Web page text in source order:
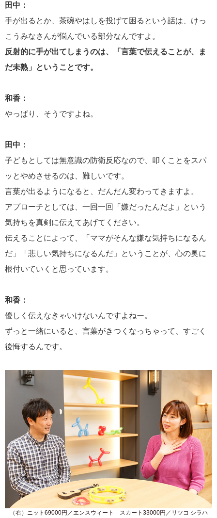
田中：
手が出るとか、茶碗やはしを投げて困るという話は、けっ
こうみなさんが悩んでいる部分なんですよ。
反射的に手が出てしまうのは、「言葉で伝えることが、ま
だ未熟」ということです。
和香：
やっぱり、そうですよね。
田中：
子どもとしては無意識の防衛反応なので、叩くことをスパ
ッとやめさせるのは、難しいです。
言葉が出るようになると、だんだん変わってきますよ。
アプローチとしては、一回一回「嫌だったんだよ」という
気持ちを真剣に伝えてあげてください。
伝えることによって、「ママがそんな嫌な気持ちになるん
だ」「悲しい気持ちになるんだ」ということが、心の奥に
根付いていくと思っています。
和香：
優しく伝えなきゃいけないんですよねー。
ずっと一緒にいると、言葉がきつくなっちゃって、すごく
後悔するんです。
（右）ニット69000円／エンスウィート スカート33000円／リツコ シラハ